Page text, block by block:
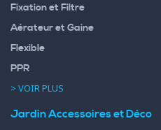
Fixation et Filtre
Aérateur et Gaine
Flexible
PPR
> VOIR PLUS
Jardin Accessoires et Déco